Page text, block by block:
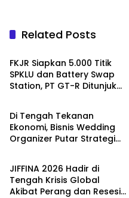
Related Posts
Berita
FKJR Siapkan 5.000 Titik
SPKLU dan Battery Swap
Station, PT GT-R Ditunjuk
Berita
Di Tengah Tekanan
Ekonomi, Bisnis Wedding
Organizer Putar Strategi
Berita
JIFFINA 2026 Hadir di
Tengah Krisis Global
Akibat Perang dan Resesi